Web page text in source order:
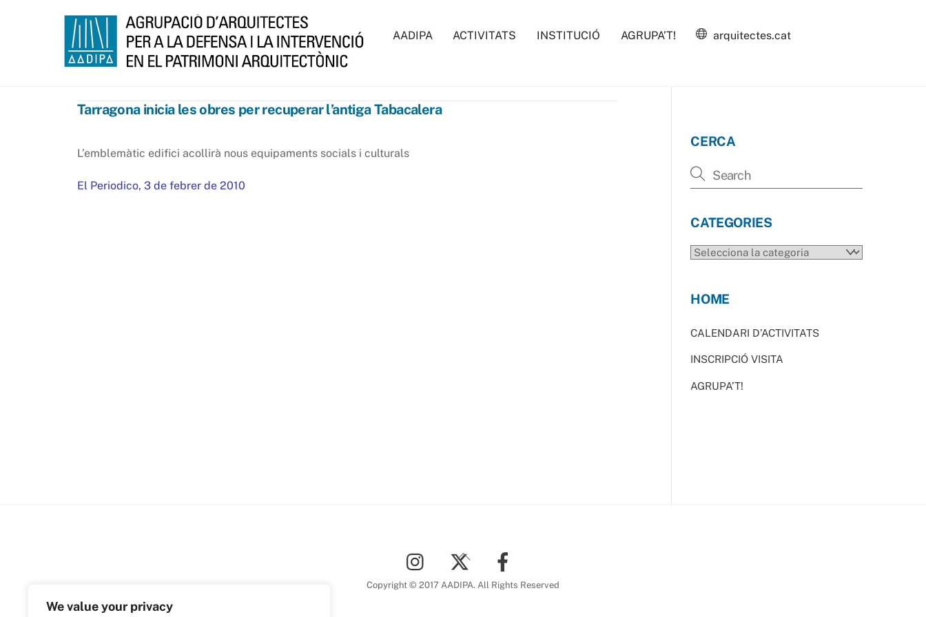
We value your privacy
AADIPA ACTIVITATS INSTITUCIÓ AGRUPA’T! arquitectes.cat
Tarragona inicia les obres per recuperar l’antiga Tabacalera
L’emblemàtic edifici acollirà nous equipaments socials i culturals
El Periodico, 3 de febrer de 2010
CERCA
CATEGORIES
CATEGORIES
HOME
CALENDARI D’ACTIVITATS
INSCRIPCIÓ VISITA
AGRUPA’T!
To
Top
Copyright © 2017 AADIPA. All Rights Reserved